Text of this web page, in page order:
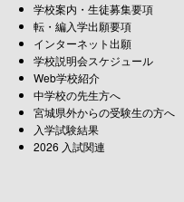
学校案内・生徒募集要項
転・編入学出願要項
インターネット出願
学校説明会スケジュール
Web学校紹介
中学校の先生方へ
宮城県外からの受験生の方へ
入学試験結果
2026 入試関連